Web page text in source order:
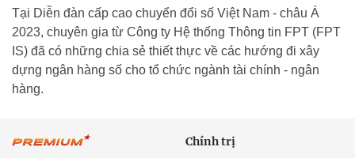
Tại Diễn đàn cấp cao chuyển đổi số Việt Nam - châu Á
2023, chuyên gia từ Công ty Hệ thống Thông tin FPT (FPT
IS) đã có những chia sẻ thiết thực về các hướng đi xây
dựng ngân hàng số cho tổ chức ngành tài chính - ngân
hàng.
Chính trị